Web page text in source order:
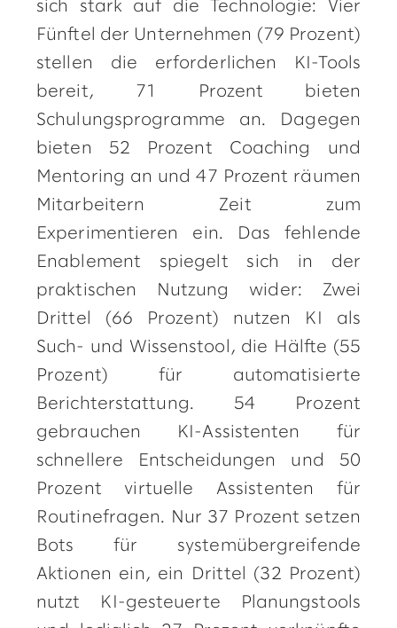
sich stark auf die Technologie: Vier
Fünftel der Unternehmen (79 Prozent)
stellen die erforderlichen KI-Tools
bereit, 71 Prozent bieten
Schulungsprogramme an. Dagegen
bieten 52 Prozent Coaching und
Mentoring an und 47 Prozent räumen
Mitarbeitern Zeit zum
Experimentieren ein. Das fehlende
Enablement spiegelt sich in der
praktischen Nutzung wider: Zwei
Drittel (66 Prozent) nutzen KI als
Such- und Wissenstool, die Hälfte (55
Prozent) für automatisierte
Berichterstattung. 54 Prozent
gebrauchen KI-Assistenten für
schnellere Entscheidungen und 50
Prozent virtuelle Assistenten für
Routinefragen. Nur 37 Prozent setzen
Bots für systemübergreifende
Aktionen ein, ein Drittel (32 Prozent)
nutzt KI-gesteuerte Planungstools